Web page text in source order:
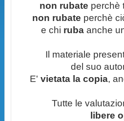
non rubate perchè
non rubate perchè
e chi ruba anche
Il materiale
del suo
E' vietata la copia,
Tutte le
libere